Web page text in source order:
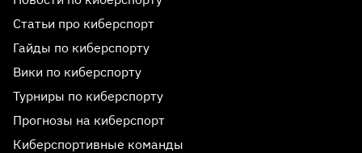
Статьи про киберспорт
Гайды по киберспорту
Вики по киберспорту
Турниры по киберспорту
Прогнозы на киберспорт
Киберспортивные команды